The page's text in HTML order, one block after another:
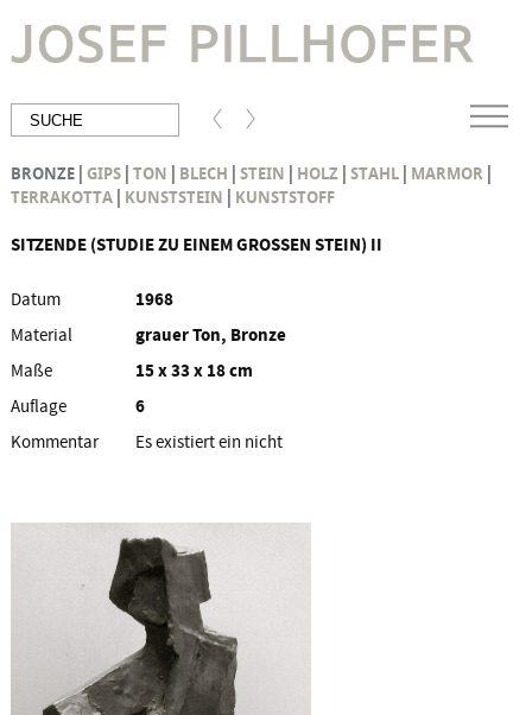
BRONZE | GIPS |TON | BLECH |STEIN | HOLZ |STAHL | MARMOR |
TERRAKOTTA | KUNSTSTEIN | KUNSTSTOFF
SITZENDE (STUDIE ZU EINEM GROSSEN STEIN) II
Datum
1968
Material
grauer Ton, Bronze
Maße
15 x 33 x 18 cm
Auflage
6
Kommentar
Es existiert ein nicht